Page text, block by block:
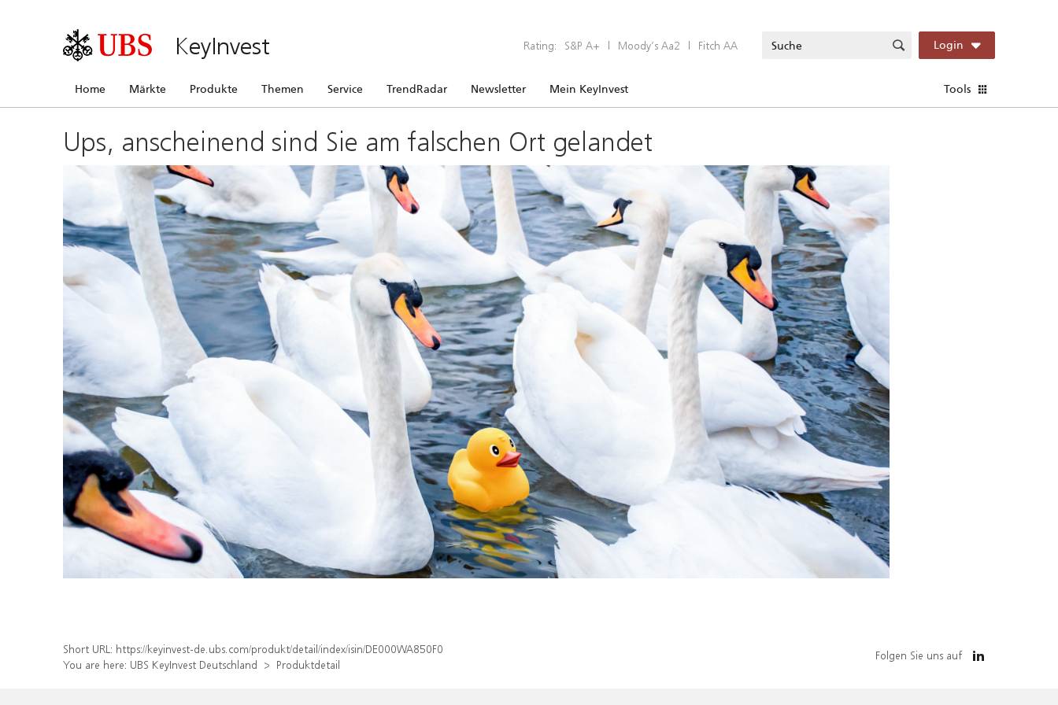
KeyInvest Rating: S&P A+ | Moody’s Aa2 | Fitch AA Login
Home Märkte Produkte Themen Service TrendRadar Newsletter Mein KeyInvest Tools
Ups, anscheinend sind Sie am falschen Ort gelandet
Short URL: https://keyinvest-de.ubs.com/produkt/detail/index/isin/DE000WA850F0
You are here: UBS KeyInvest Deutschland Produktdetail
Folgen Sie uns auf